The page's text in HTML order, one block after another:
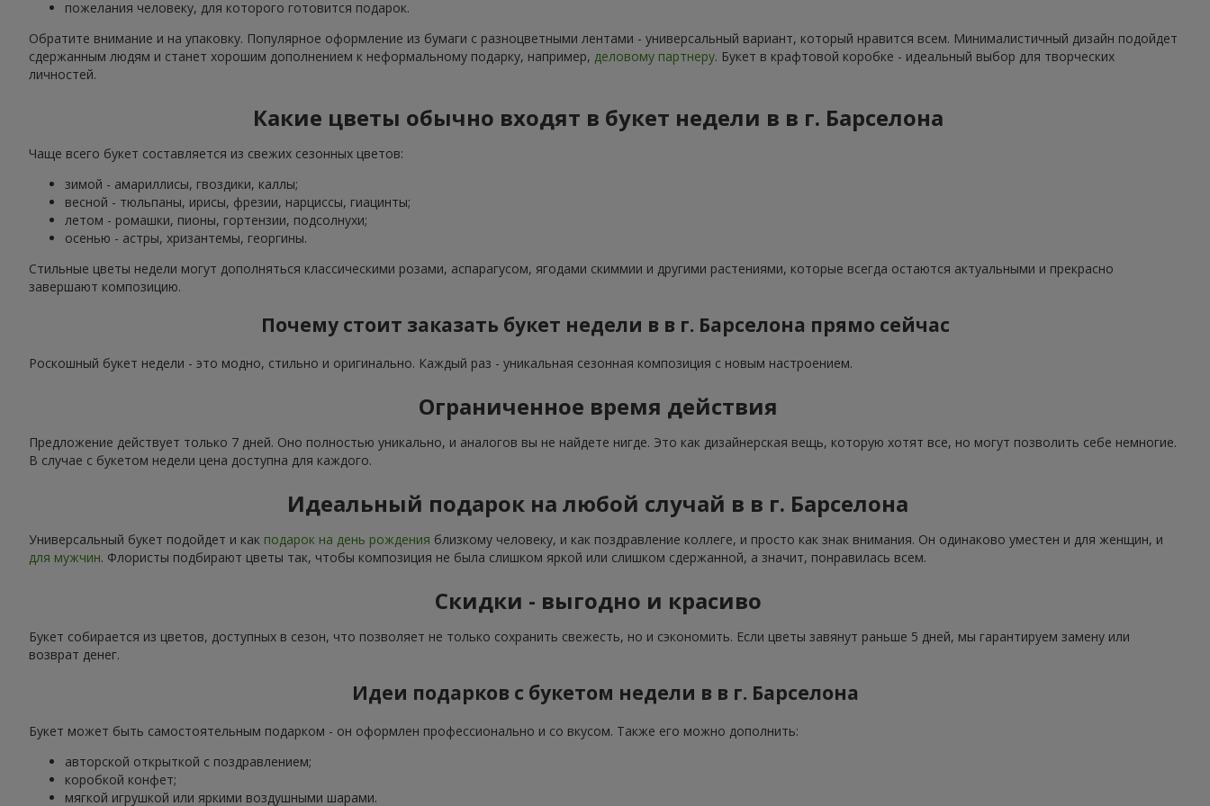
пожелания человеку, для которого готовится подарок.
Обратите внимание и на упаковку. Популярное оформление из бумаги с разноцветными лентами - универсальный вариант, который нравится всем. Минималистичный дизайн подойдет
сдержанным людям и станет хорошим дополнением к неформальному подарку, например, деловому партнеру. Букет в крафтовой коробке - идеальный выбор для творческих
личностей.
Какие цветы обычно входят в букет недели в в г. Барселона
Чаще всего букет составляется из свежих сезонных цветов:
зимой - амариллисы, гвоздики, каллы;
весной - тюльпаны, ирисы, фрезии, нарциссы, гиацинты;
летом - ромашки, пионы, гортензии, подсолнухи;
осенью - астры, хризантемы, георгины.
Стильные цветы недели могут дополняться классическими розами, аспарагусом, ягодами скиммии и другими растениями, которые всегда остаются актуальными и прекрасно
завершают композицию.
Почему стоит заказать букет недели в в г. Барселона прямо сейчас
Роскошный букет недели - это модно, стильно и оригинально. Каждый раз - уникальная сезонная композиция с новым настроением.
Ограниченное время действия
Предложение действует только 7 дней. Оно полностью уникально, и аналогов вы не найдете нигде. Это как дизайнерская вещь, которую хотят все, но могут позволить себе немногие.
В случае с букетом недели цена доступна для каждого.
Идеальный подарок на любой случай в в г. Барселона
Универсальный букет подойдет и как подарок на день рождения близкому человеку, и как поздравление коллеге, и просто как знак внимания. Он одинаково уместен и для женщин, и
для мужчин. Флористы подбирают цветы так, чтобы композиция не была слишком яркой или слишком сдержанной, а значит, понравилась всем.
Скидки - выгодно и красиво
Букет собирается из цветов, доступных в сезон, что позволяет не только сохранить свежесть, но и сэкономить. Если цветы завянут раньше 5 дней, мы гарантируем замену или
возврат денег.
Идеи подарков с букетом недели в в г. Барселона
Букет может быть самостоятельным подарком - он оформлен профессионально и со вкусом. Также его можно дополнить:
авторской открыткой с поздравлением;
коробкой конфет;
мягкой игрушкой или яркими воздушными шарами.